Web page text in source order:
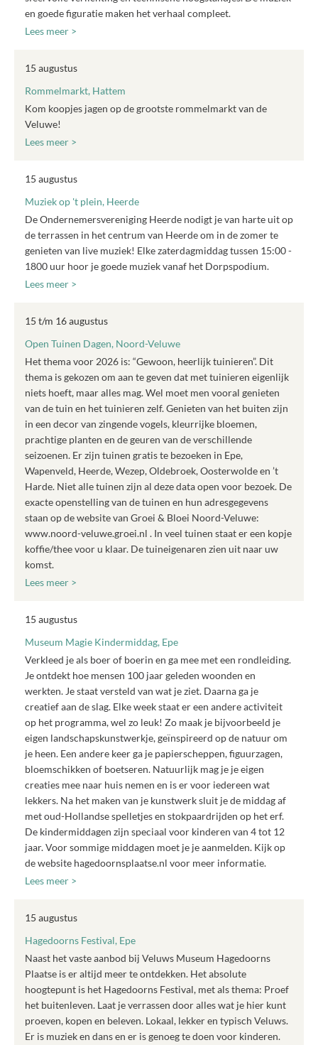
en goede figuratie maken het verhaal compleet.
Lees meer >
15 augustus
Rommelmarkt, Hattem
Kom koopjes jagen op de grootste rommelmarkt van de
Veluwe!
Lees meer >
15 augustus
Muziek op 't plein, Heerde
De Ondernemersvereniging Heerde nodigt je van harte uit op
de terrassen in het centrum van Heerde om in de zomer te
genieten van live muziek! Elke zaterdagmiddag tussen 15:00 -
1800 uur hoor je goede muziek vanaf het Dorpspodium.
Lees meer >
15 t/m 16 augustus
Open Tuinen Dagen, Noord-Veluwe
Het thema voor 2026 is: “Gewoon, heerlijk tuinieren”. Dit
thema is gekozen om aan te geven dat met tuinieren eigenlijk
niets hoeft, maar alles mag. Wel moet men vooral genieten
van de tuin en het tuinieren zelf. Genieten van het buiten zijn
in een decor van zingende vogels, kleurrijke bloemen,
prachtige planten en de geuren van de verschillende
seizoenen. Er zijn tuinen gratis te bezoeken in Epe,
Wapenveld, Heerde, Wezep, Oldebroek, Oosterwolde en ’t
Harde. Niet alle tuinen zijn al deze data open voor bezoek. De
exacte openstelling van de tuinen en hun adresgegevens
staan op de website van Groei & Bloei Noord-Veluwe:
www.noord-veluwe.groei.nl . In veel tuinen staat er een kopje
koffie/thee voor u klaar. De tuineigenaren zien uit naar uw
komst.
Lees meer >
15 augustus
Museum Magie Kindermiddag, Epe
Verkleed je als boer of boerin en ga mee met een rondleiding.
Je ontdekt hoe mensen 100 jaar geleden woonden en
werkten. Je staat versteld van wat je ziet. Daarna ga je
creatief aan de slag. Elke week staat er een andere activiteit
op het programma, wel zo leuk! Zo maak je bijvoorbeeld je
eigen landschapskunstwerkje, geïnspireerd op de natuur om
je heen. Een andere keer ga je papierscheppen, figuurzagen,
bloemschikken of boetseren. Natuurlijk mag je je eigen
creaties mee naar huis nemen en is er voor iedereen wat
lekkers. Na het maken van je kunstwerk sluit je de middag af
met oud-Hollandse spelletjes en stokpaardrijden op het erf.
De kindermiddagen zijn speciaal voor kinderen van 4 tot 12
jaar. Voor sommige middagen moet je je aanmelden. Kijk op
de website hagedoornsplaatse.nl voor meer informatie.
Lees meer >
15 augustus
Hagedoorns Festival, Epe
Naast het vaste aanbod bij Veluws Museum Hagedoorns
Plaatse is er altijd meer te ontdekken. Het absolute
hoogtepunt is het Hagedoorns Festival, met als thema: Proef
het buitenleven. Laat je verrassen door alles wat je hier kunt
proeven, kopen en beleven. Lokaal, lekker en typisch Veluws.
Er is muziek en dans en er is genoeg te doen voor kinderen.